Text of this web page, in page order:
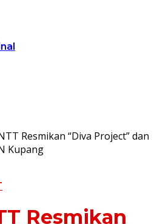
Resmikan “Diva Project” dan
Kupang
Resmikan